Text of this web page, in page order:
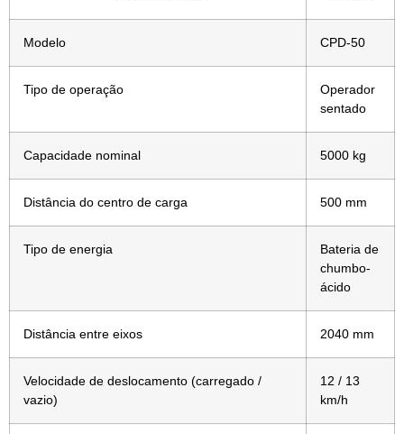
Modelo CPD-50
Tipo de operação
Operador
sentado
Capacidade nominal 5000 kg
Distância do centro de carga 500 mm
Tipo de energia
Bateria de
chumbo-
ácido
Distância entre eixos 2040 mm
Velocidade de deslocamento (carregado /
vazio)
12 / 13
km/h